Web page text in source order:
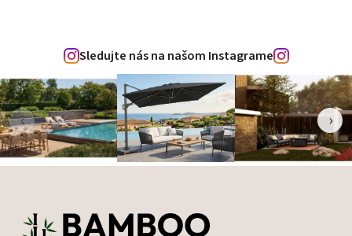
Sledujte nás na našom Instagrame
‹ ›